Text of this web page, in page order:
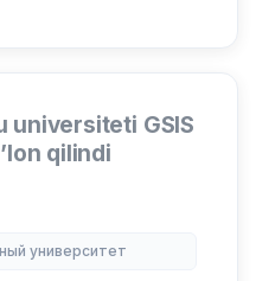
universiteti GSIS
qilindi
университет